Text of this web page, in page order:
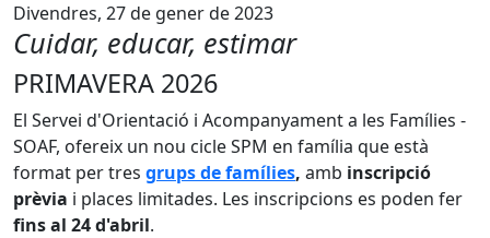
Divendres, 27 de gener de 2023
Cuidar, educar, estimar
PRIMAVERA 2026
El Servei d'Orientació i Acompanyament a les Famílies -
SOAF, ofereix un nou cicle SPM en família que està
format per tres grups de famílies, amb inscripció
prèvia i places limitades. Les inscripcions es poden fer
fins al 24 d'abril.